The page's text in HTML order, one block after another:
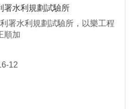
署水利規劃試驗所
署水利規劃試驗所，以樂工程
順加
12